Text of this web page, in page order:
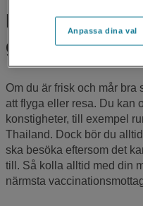
Kan man
gravid?
Om du är frisk och mår
att flyga eller resa. Du kan
konstigheter, till exempel
Thailand. Dock bör du
ska besöka eftersom det
till. Så kolla alltid med din
närmsta
Anpassa dina val